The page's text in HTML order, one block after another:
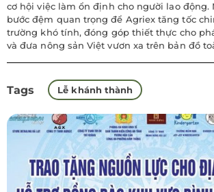
cơ hội việc làm ổn định cho người lao động.
bước đệm quan trọng để Agriex tăng tốc
trường khó tính, đóng góp thiết thực cho
và đưa nông sản Việt vươn xa trên bản đồ
Tags Lễ khánh thành